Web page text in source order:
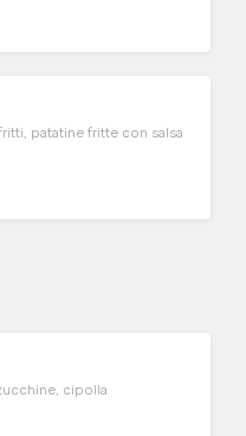
patatine fritte con salsa
cipolla